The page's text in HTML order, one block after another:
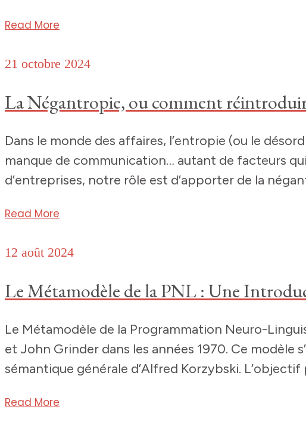
Read More
21 octobre 2024
La Négantropie, ou comment
Dans le monde des affaires, l’entropie (ou le
manque de communication… autant de facteurs
d’entreprises, notre rôle est d’apporter de la
Read More
12 août 2024
Le Métamodèle de la PNL : Une
Le Métamodèle de la Programmation Neuro-
et John Grinder dans les années 1970. Ce modèle
sémantique générale d’Alfred Korzybski.
Read More